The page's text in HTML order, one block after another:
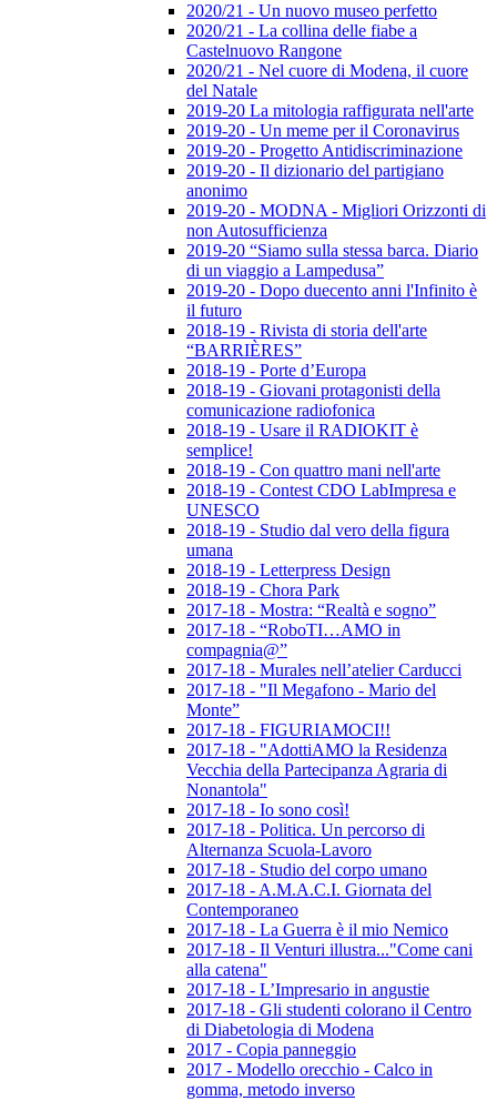
2020/21 - Un nuovo museo perfetto
2020/21 - La collina delle fiabe a
Castelnuovo Rangone
2020/21 - Nel cuore di Modena, il cuore
del Natale
2019-20 La mitologia raffigurata nell'arte
2019-20 - Un meme per il Coronavirus
2019-20 - Progetto Antidiscriminazione
2019-20 - Il dizionario del partigiano
anonimo
2019-20 - MODNA - Migliori Orizzonti di
non Autosufficienza
2019-20 “Siamo sulla stessa barca. Diario
di un viaggio a Lampedusa”
2019-20 - Dopo duecento anni l'Infinito è
il futuro
2018-19 - Rivista di storia dell'arte
“BARRIÈRES”
2018-19 - Porte d’Europa
2018-19 - Giovani protagonisti della
comunicazione radiofonica
2018-19 - Usare il RADIOKIT è
semplice!
2018-19 - Con quattro mani nell'arte
2018-19 - Contest CDO LabImpresa e
UNESCO
2018-19 - Studio dal vero della figura
umana
2018-19 - Letterpress Design
2018-19 - Chora Park
2017-18 - Mostra: “Realtà e sogno”
2017-18 - “RoboTI…AMO in
compagnia@”
2017-18 - Murales nell’atelier Carducci
2017-18 - "Il Megafono - Mario del
Monte”
2017-18 - FIGURIAMOCI!!
2017-18 - "AdottiAMO la Residenza
Vecchia della Partecipanza Agraria di
Nonantola"
2017-18 - Io sono così!
2017-18 - Politica. Un percorso di
Alternanza Scuola-Lavoro
2017-18 - Studio del corpo umano
2017-18 - A.M.A.C.I. Giornata del
Contemporaneo
2017-18 - La Guerra è il mio Nemico
2017-18 - Il Venturi illustra..."Come cani
alla catena"
2017-18 - L’Impresario in angustie
2017-18 - Gli studenti colorano il Centro
di Diabetologia di Modena
2017 - Copia panneggio
2017 - Modello orecchio - Calco in
gomma, metodo inverso